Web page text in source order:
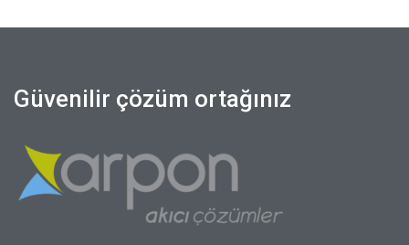
Güvenilir çözüm ortağınız